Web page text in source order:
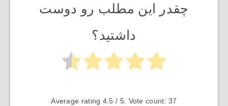
چقدر این مطلب رو دوست
داشتید؟
Average rating 4.5 / 5. Vote count:37